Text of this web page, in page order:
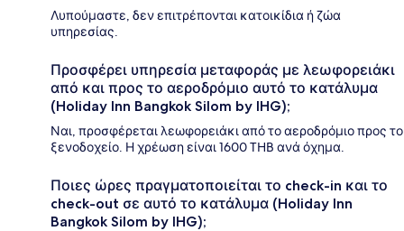
Λυπούμαστε, δεν επιτρέπονται κατοικίδια ή ζώα
υπηρεσίας.
Προσφέρει υπηρεσία μεταφοράς με λεωφορειάκι
από και προς το αεροδρόμιο αυτό το κατάλυμα
(Holiday Inn Bangkok Silom by IHG);
Ναι, προσφέρεται λεωφορειάκι από το αεροδρόμιο προς το
ξενοδοχείο. Η χρέωση είναι 1600 THB ανά όχημα.
Ποιες ώρες πραγματοποιείται το check-in και το
check-out σε αυτό το κατάλυμα (Holiday Inn
Bangkok Silom by IHG);